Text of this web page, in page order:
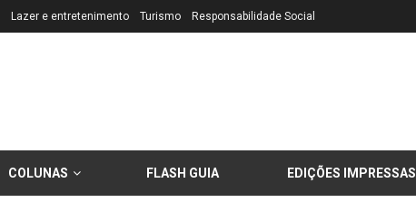
Lazer e entretenimento Turismo Responsabilidade Social
COLUNAS FLASH GUIA EDIÇÕES IMPRESSAS